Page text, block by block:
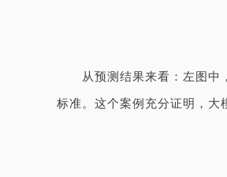
从预测结果来看：左图
标准。这个案例充分证明，大